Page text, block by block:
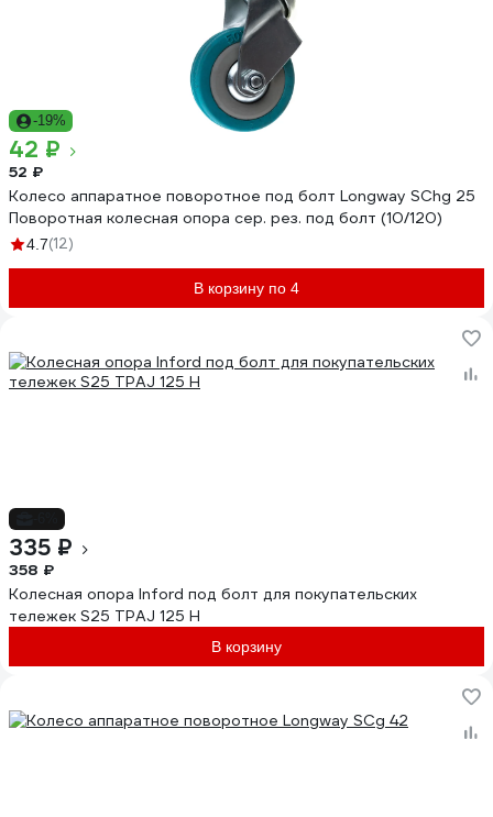
-19%
42 ₽
52 ₽
Колесо аппаратное поворотное под болт Longway SChg 25
Поворотная колесная опора сер. рез. под болт (10/120)
4.7(12)
В корзину по 4
335 ₽
358 ₽
Колесная опора Inford под болт для покупательских
тележек S25 TPAJ 125 H
В корзину